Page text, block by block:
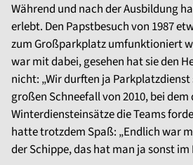
Während und nach der Ausbildung
erlebt. Den Papstbesuch von 1987
zum Großparkplatz umfunktioniert
war mit dabei, gesehen hat sie den
nicht: „Wir durften ja Parkplatzdienst
großen Schneefall von 2010, bei dem
Winterdiensteinsätze die Teams
hatte trotzdem Spaß: „Endlich war
der Schippe, das hat man ja sonst